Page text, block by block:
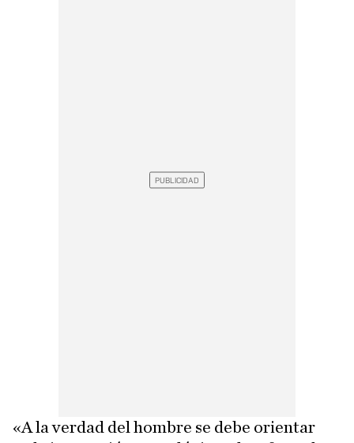
«A la verdad del hombre se debe orientar